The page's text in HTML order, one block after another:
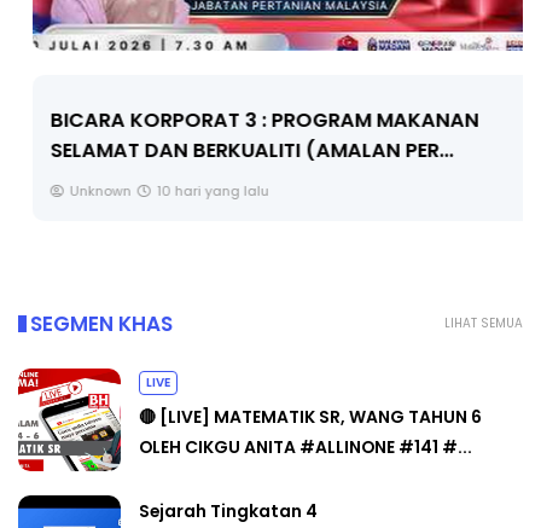
BICARA KORPORAT 3 : PROGRAM MAKANAN
SELAMAT DAN BERKUALITI (AMALAN PER...
Unknown 10 hari yang lalu
LIHAT SEMUA
SEGMEN KHAS
LIVE
🔴 [LIVE] MATEMATIK SR, WANG TAHUN 6
OLEH CIKGU ANITA #ALLINONE #141 #...
Sejarah Tingkatan 4